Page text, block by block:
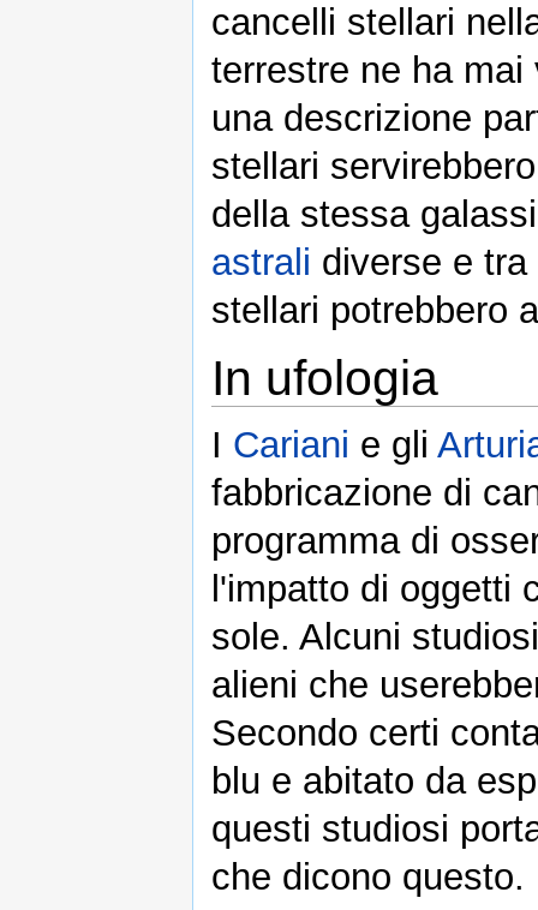
cancelli stellari
terrestre ne ha
una descrizione
stellari
della stessa
astrali diverse e tra
stellari potrebbero
In ufologia
I Cariani e gli
fabbricazione di
programma di
l'impatto di oggetti
sole. Alcuni
alieni che
Secondo certi
blu e abitato da
questi studiosi
che dicono questo.